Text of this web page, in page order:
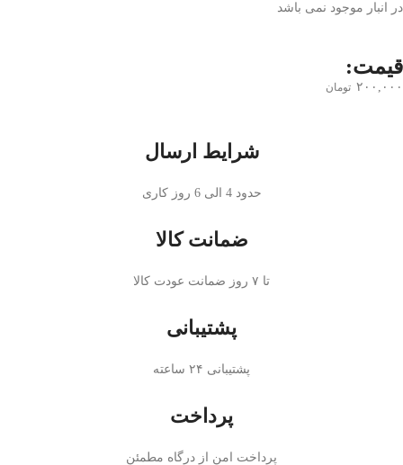
در انبار موجود نمی باشد
قیمت:
۲۰۰,۰۰۰ تومان
شرایط ارسال
حدود 4 الی 6 روز کاری
ضمانت کالا
تا ۷ روز ضمانت عودت کالا
پشتیبانی
پشتیبانی ۲۴ ساعته
پرداخت
پرداخت امن از درگاه مطمئن